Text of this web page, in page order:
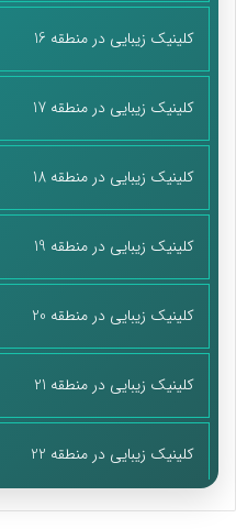
کلینیک زیبایی در منطقه 16
کلینیک زیبایی در منطقه 17
کلینیک زیبایی در منطقه 18
کلینیک زیبایی در منطقه 19
کلینیک زیبایی در منطقه 20
کلینیک زیبایی در منطقه 21
کلینیک زیبایی در منطقه 22